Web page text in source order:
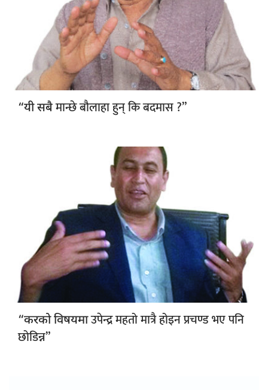
“यी सबैमान्छे बौलाहा हुन् कि बदमास ?”
“करको विषयमाउपेन्द्र महतो मात्रै होइन प्रचण्ड भए पनि
छोडिन्न”